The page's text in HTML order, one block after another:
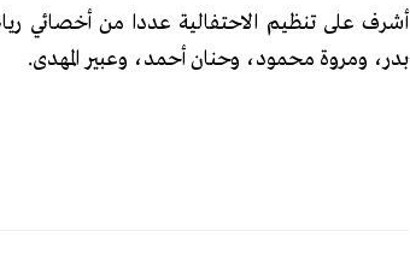
أشرف على تنظيم الاحتفالية عددا من أخصائي
بدر، ومروة محمود، وحنان أحمد، وعبير المهدى.